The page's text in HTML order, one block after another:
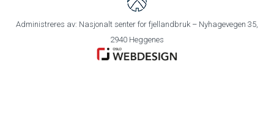
Administreres av: Nasjonalt senter for fjellandbruk – Nyhagevegen 35,
2940 Heggenes